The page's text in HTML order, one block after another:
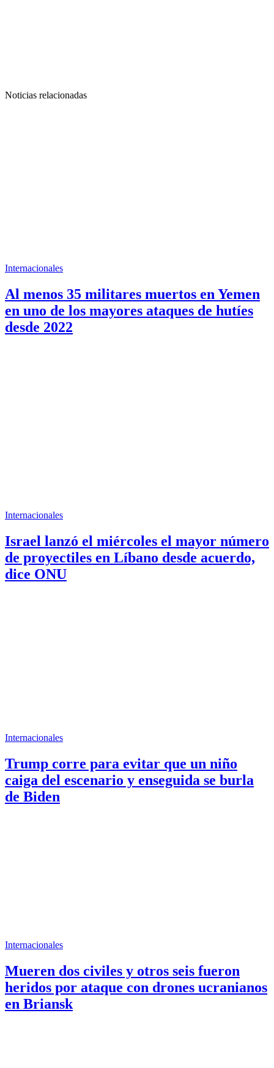
Noticias relacionadas
Internacionales
Al menos 35 militares muertos en Yemen
en uno de los mayores ataques de hutíes
desde 2022
Internacionales
Israel lanzó el miércoles el mayor número
de proyectiles en Líbano desde acuerdo,
dice ONU
Internacionales
Trump corre para evitar que un niño
caiga del escenario y enseguida se burla
de Biden
Internacionales
Mueren dos civiles y otros seis fueron
heridos por ataque con drones ucranianos
en Briansk